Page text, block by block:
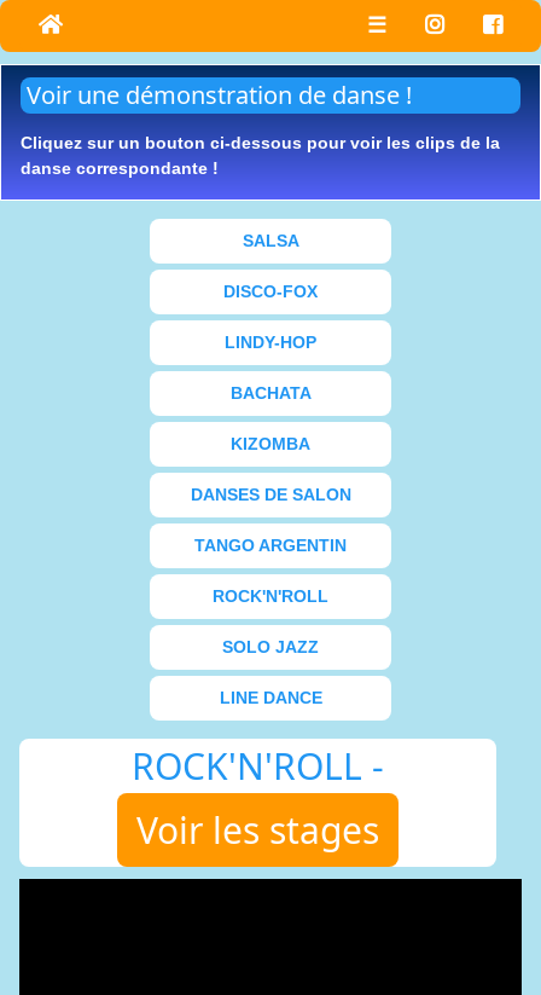
☰
Voir une démonstration de danse !
Cliquez sur un bouton ci-dessous pour voir les clips de la
danse correspondante !
SALSA
DISCO-FOX
LINDY-HOP
BACHATA
KIZOMBA
DANSES DE SALON
TANGO ARGENTIN
ROCK'N'ROLL
SOLO JAZZ
LINE DANCE
ROCK'N'ROLL -
Voir les stages